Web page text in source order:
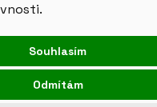
Souhlasím
Odmítám
445
671/15, Praha 8